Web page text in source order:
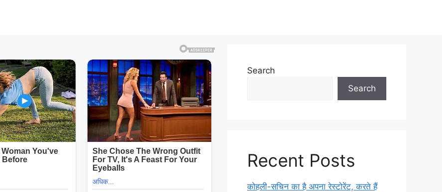
Search
Search
Recent Posts
कोहली-सचिन का है अपना रेस्टोरेंट, करते हैं